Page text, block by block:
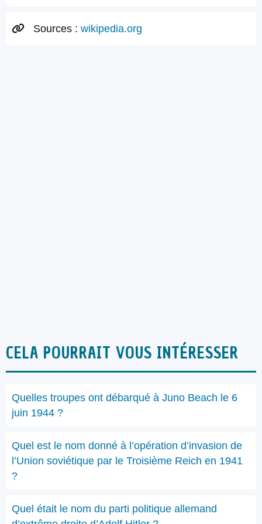
Sources : wikipedia.org
CELA POURRAIT VOUS INTÉRESSER
Quelles troupes ont débarqué à Juno Beach le 6
juin 1944 ?
Quel est le nom donné à l’opération d’invasion de
l’Union soviétique par le Troisième Reich en 1941
?
Quel était le nom du parti politique allemand